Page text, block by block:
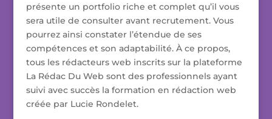
présente un portfolio riche et complet qu’il vous
sera utile de consulter avant recrutement. Vous
pourrez ainsi constater l’étendue de ses
compétences et son adaptabilité. À ce propos,
tous les rédacteurs web inscrits sur la plateforme
La Rédac Du Web sont des professionnels ayant
suivi avec succès la formation en rédaction web
créée par Lucie Rondelet.